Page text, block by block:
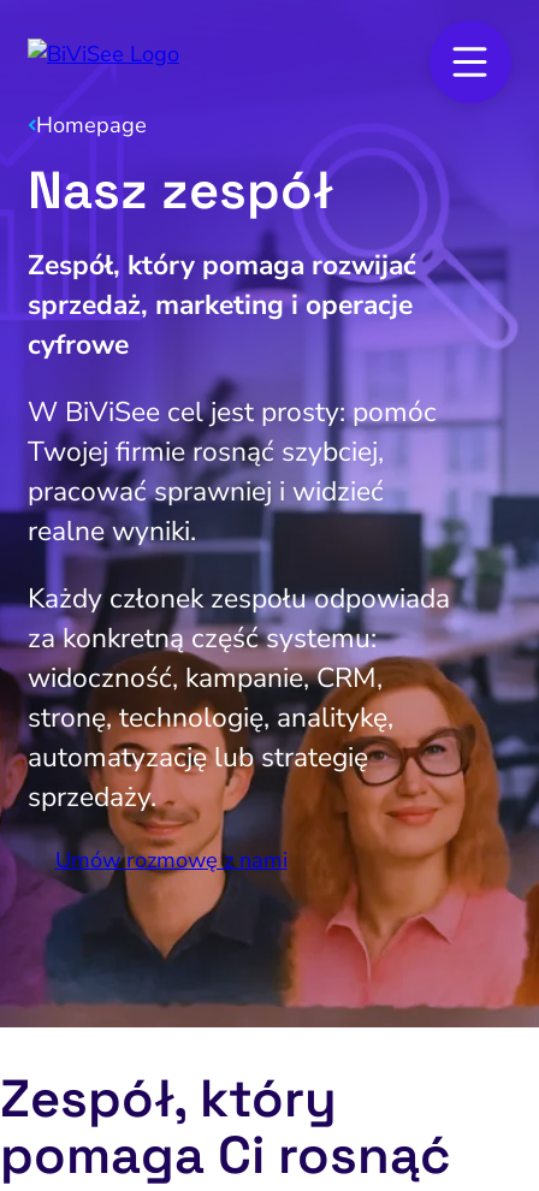
Homepage
Nasz zespół
Zespół, który pomaga rozwijać
sprzedaż, marketing i operacje
cyfrowe
W BiViSee cel jest prosty: pomóc
Twojej firmie rosnąć szybciej,
pracować sprawniej i widzieć
realne wyniki.
Każdy członek zespołu odpowiada
za konkretną część systemu:
widoczność, kampanie, CRM,
stronę, technologię, analitykę,
automatyzację lub strategię
sprzedaży.
Umów rozmowę z nami
Zespół, który
pomaga Ci rosnąć
Zespół, który
pomaga Ci rosnąć